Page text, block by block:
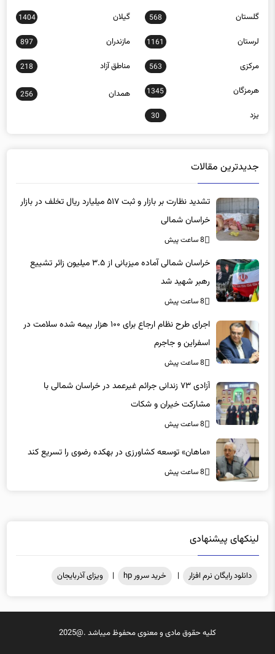
گلستان 568 گیلان 1404
لرستان 1161 مازندران 897
مرکزی 563 مناطق آزاد 218
هرمزگان 1345 همدان 256
یزد 30
جدیدترین مقالات
تشدید نظارت بر بازار و ثبت ۵۱۷ میلیارد ریال تخلف در بازار
خراسان شمالی
8 ساعت پیش
خراسان شمالی آماده میزبانی از ۳.۵ میلیون زائر تشییع
رهبر شهید شد
8 ساعت پیش
اجرای طرح نظام ارجاع برای ۱۰۰ هزار بیمه شده سلامت در
اسفراین و جاجرم
8 ساعت پیش
آزادی ۷۳ زندانی جرائم غیرعمد در خراسان شمالی با
مشارکت خیران و شکات
8 ساعت پیش
«ماهان» توسعه کشاورزی در بهکده رضوی را تسریع کند
8 ساعت پیش
لینکهای پیشنهادی
دانلود رایگان نرم افزار | خرید سرور hp | ویزای آذربایجان
کلیه حقوق مادی و معنوی محفوظ میباشد .@2025